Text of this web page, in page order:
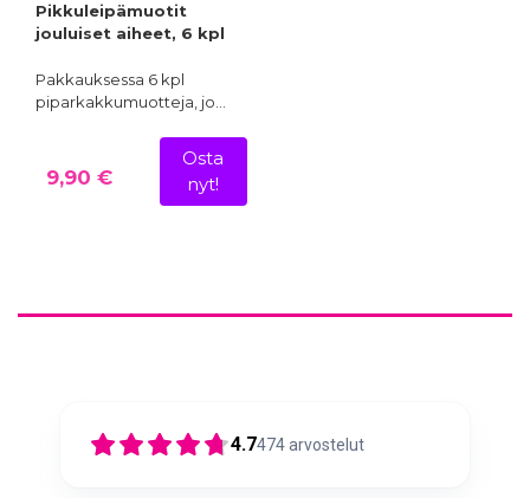
Pikkuleipämuotit
jouluiset aiheet, 6 kpl
Pakkauksessa 6 kpl
piparkakkumuotteja, jo…
9,90 €
Osta
nyt!
4.7474arvostelut